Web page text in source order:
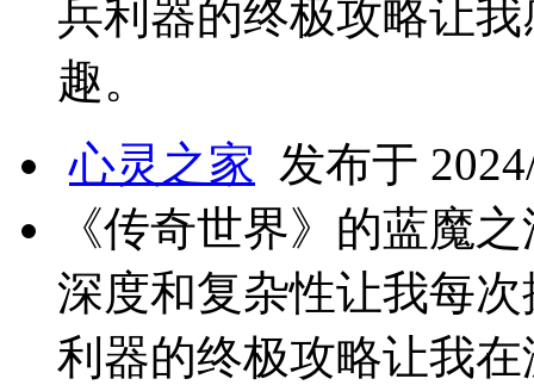
兵利器的终极攻略让
趣。
心灵之家 发布于
《传奇世界》的蓝魔
深度和复杂性让我每
利器的终极攻略让我